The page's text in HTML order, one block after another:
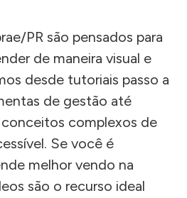
PR são pensados para
de maneira visual e
desde tutoriais passo a
de gestão até
complexos de
Se você é
melhor vendo na
são o recurso ideal